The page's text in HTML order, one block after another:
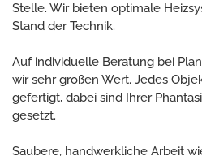
Stelle. Wir bieten optimale
Stand der Technik.
Auf individuelle Beratung bei
wir sehr großen Wert. Jedes
gefertigt, dabei sind Ihrer
gesetzt.
Saubere, handwerkliche Arbeit